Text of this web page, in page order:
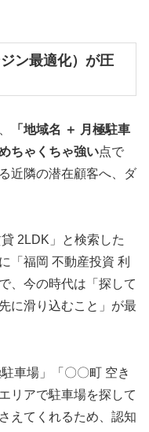
ン最適化）が圧
「地域名 ＋ 月極駐車
ちゃくちゃ強い点で
近隣の潜在顧客へ、ダ
2LDK」と検索した
「福岡 不動産投資 利
、今の時代は「探して
に滑り込むこと」が最
車場」「〇〇町 空き
リアで駐車場を探して
えてくれるため、認知